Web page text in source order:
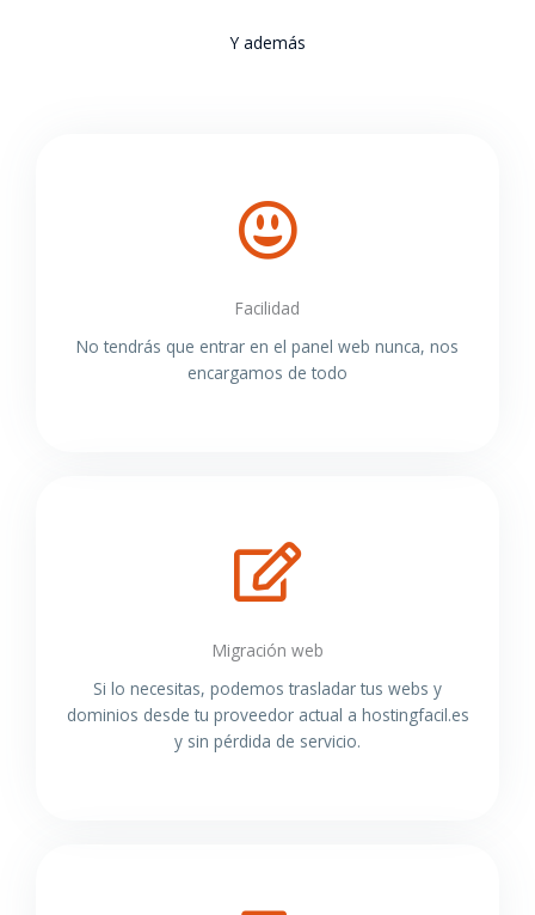
Y además
Facilidad
No tendrás que entrar en el panel web nunca, nos
encargamos de todo
Migración web
Si lo necesitas, podemos trasladar tus webs y
dominios desde tu proveedor actual a hostingfacil.es
y sin pérdida de servicio.